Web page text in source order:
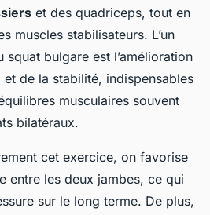
et des quadriceps, tout en
muscles stabilisateurs. L’un
squat bulgare est l’amélioration
et de la stabilité, indispensables
musculaires souvent
bilatéraux.
cet exercice, on favorise
entre les deux jambes, ce qui
sur le long terme. De plus,